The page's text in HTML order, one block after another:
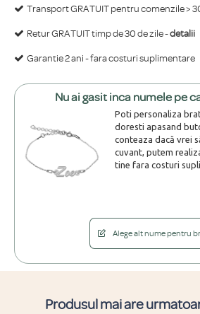
Transport GRATUIT pentru comenzile >
Retur GRATUIT timp de 30 de zile -detalii
Garantie 2 ani - fara costuri suplimentare
Nu ai gasit inca numele pe
Poti personaliza
doresti apasand
conteaza dacă vrei
cuvant, putem
tine fara costuri
Alege alt nume pentru
Produsul mai are